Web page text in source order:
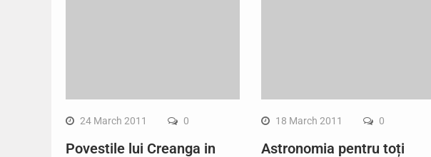
24 March 2011 0
Povestile lui Creanga in
18 March 2011 0
Astronomia pentru toți